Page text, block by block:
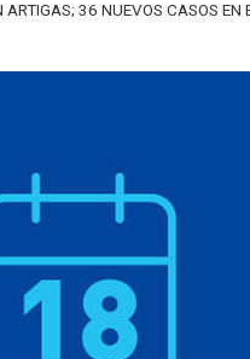
36 NUEVOS CASOS EN